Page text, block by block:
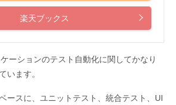
楽天ブックス
ーションのテスト自動化に関してかなり
います。
ースに、ユニットテスト、統合テスト、UI